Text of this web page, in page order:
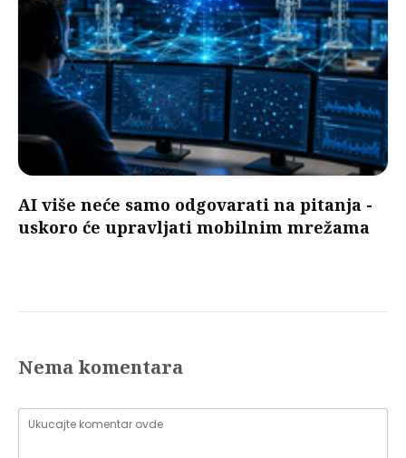
AI više neće samo odgovarati na pitanja -
uskoro će upravljati mobilnim mrežama
Nema komentara